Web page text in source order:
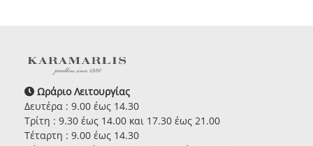
Ωράριο Λειτουργίας
Δευτέρα : 9.00 έως 14.30
Τρίτη : 9.30 έως 14.00 και 17.30 έως 21.00
Τέταρτη : 9.00 έως 14.30